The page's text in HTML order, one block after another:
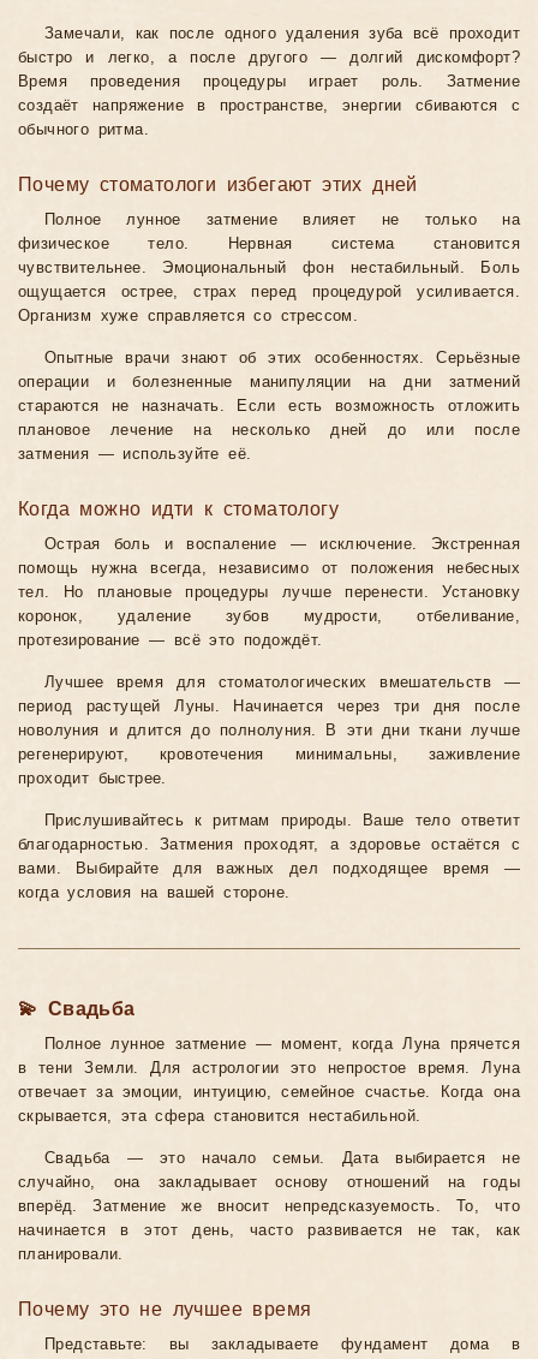
Замечали, как после одного удаления зуба всё проходит
быстро и легко, а после другого — долгий дискомфорт?
Время проведения процедуры играет роль. Затмение
создаёт напряжение в пространстве, энергии сбиваются с
обычного ритма.
Почему стоматологи избегают этих дней
Полное лунное затмение влияет не только на
физическое тело. Нервная система становится
чувствительнее. Эмоциональный фон нестабильный. Боль
ощущается острее, страх перед процедурой усиливается.
Организм хуже справляется со стрессом.
Опытные врачи знают об этих особенностях. Серьёзные
операции и болезненные манипуляции на дни затмений
стараются не назначать. Если есть возможность отложить
плановое лечение на несколько дней до или после
затмения — используйте её.
Когда можно идти к стоматологу
Острая боль и воспаление — исключение. Экстренная
помощь нужна всегда, независимо от положения небесных
тел. Но плановые процедуры лучше перенести. Установку
коронок, удаление зубов мудрости, отбеливание,
протезирование — всё это подождёт.
Лучшее время для стоматологических вмешательств —
период растущей Луны. Начинается через три дня после
новолуния и длится до полнолуния. В эти дни ткани лучше
регенерируют, кровотечения минимальны, заживление
проходит быстрее.
Прислушивайтесь к ритмам природы. Ваше тело ответит
благодарностью. Затмения проходят, а здоровье остаётся с
вами. Выбирайте для важных дел подходящее время —
когда условия на вашей стороне.
💫 Свадьба
Полное лунное затмение — момент, когда Луна прячется
в тени Земли. Для астрологии это непростое время. Луна
отвечает за эмоции, интуицию, семейное счастье. Когда она
скрывается, эта сфера становится нестабильной.
Свадьба — это начало семьи. Дата выбирается не
случайно, она закладывает основу отношений на годы
вперёд. Затмение же вносит непредсказуемость. То, что
начинается в этот день, часто развивается не так, как
планировали.
Почему это не лучшее время
Представьте: вы закладываете фундамент дома в